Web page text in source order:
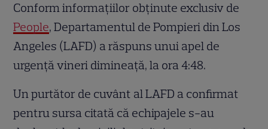
Conform informațiilor obținute exclusiv de
People, Departamentul de Pompieri din Los
Angeles (LAFD) a răspuns unui apel de
urgență vineri dimineață, la ora 4:48.
Un purtător de cuvânt al LAFD a confirmat
pentru sursa citată că echipajele s-au